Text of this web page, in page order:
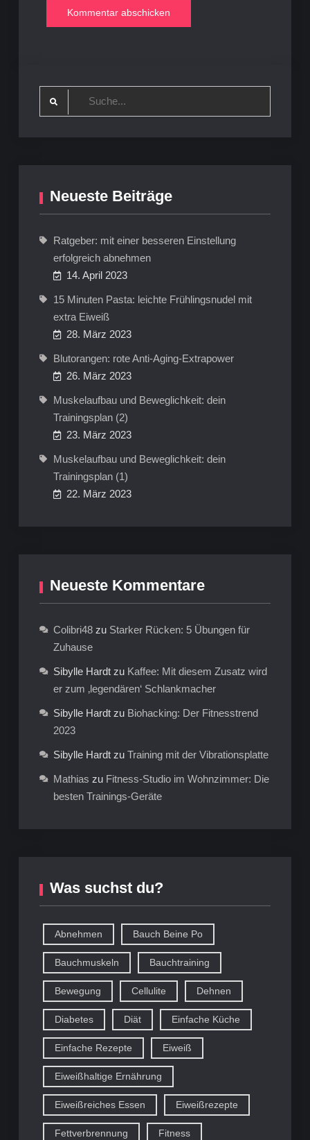
Neueste Beiträge
Ratgeber: mit einer besseren Einstellung
erfolgreich abnehmen
14. April 2023
15 Minuten Pasta: leichte Frühlingsnudel mit
extra Eiweiß
28. März 2023
Blutorangen: rote Anti-Aging-Extrapower
26. März 2023
Muskelaufbau und Beweglichkeit: dein
Trainingsplan (2)
23. März 2023
Muskelaufbau und Beweglichkeit: dein
Trainingsplan (1)
22. März 2023
Neueste Kommentare
Colibri48zu Starker Rücken: 5 Übungen für
Zuhause
Sibylle Hardtzu Kaffee: Mit diesem Zusatz wird
er zum ‚legendären‘ Schlankmacher
Sibylle Hardtzu Biohacking: Der Fitnesstrend
2023
Sibylle Hardtzu Training mit der Vibrationsplatte
Mathias zu Fitness-Studio im Wohnzimmer: Die
besten Trainings-Geräte
Was suchst du?
Abnehmen Bauch Beine Po
Bauchmuskeln Bauchtraining
Bewegung Cellulite Dehnen
Diabetes Diät Einfache Küche
Einfache Rezepte Eiweiß
Eiweißhaltige Ernährung
Eiweißreiches Essen Eiweißrezepte
Fettverbrennung Fitness